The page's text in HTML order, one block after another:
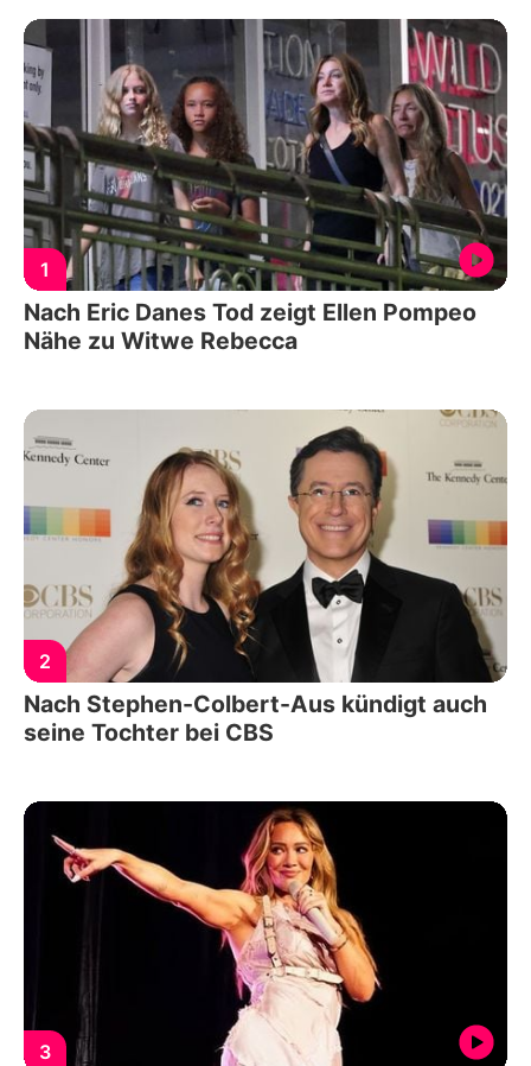
1
Nach Eric Danes Tod zeigt Ellen Pompeo
Nähe zu Witwe Rebecca
2
Nach Stephen-Colbert-Aus kündigt auch
seine Tochter bei CBS
3